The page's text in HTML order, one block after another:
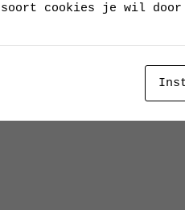
soort cookies je wil